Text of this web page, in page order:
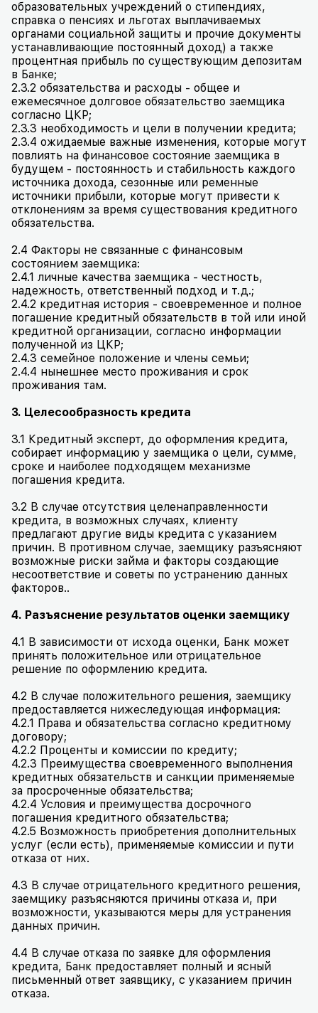
образовательных учреждений о стипендиях,
справка о пенсиях и льготах выплачиваемых
органами социальной защиты и прочие документы
устанавливающие постоянный доход) а также
процентная прибыль по существующим депозитам
в Банке;
2.3.2 обязательства и расходы - общее и
ежемесячное долговое обязательство заемщика
согласно ЦКР;
2.3.3 необходимость и цели в получении кредита;
2.3.4 ожидаемые важные изменения, которые могут
повлиять на финансовое состояние заемщика в
будущем - постоянность и стабильность каждого
источника дохода, сезонные или ременные
источники прибыли, которые могут привести к
отклонениям за время существования кредитного
обязательства.
2.4 Факторы не связанные с финансовым
состоянием заемщика:
2.4.1 личные качества заемщика - честность,
надежность, ответственный подход и т.д.;
2.4.2 кредитная история - своевременное и полное
погашение кредитный обязательств в той или иной
кредитной организации, согласно информации
полученной из ЦКР;
2.4.3 семейное положение и члены семьи;
2.4.4 нынешнее место проживания и срок
проживания там.
3. Целесообразность кредита
3.1 Кредитный эксперт, до оформления кредита,
собирает информацию у заемщика о цели, сумме,
сроке и наиболее подходящем механизме
погашения кредита.
3.2 В случае отсутствия целенаправленности
кредита, в возможных случаях, клиенту
предлагают другие виды кредита с указанием
причин. В противном случае, заемщику разъясняют
возможные риски займа и факторы создающие
несоответствие и советы по устранению данных
факторов..
4. Разъяснение результатов оценки заемщику
4.1 В зависимости от исхода оценки, Банк может
принять положительное или отрицательное
решение по оформлению кредита.
4.2 В случае положительного решения, заемщику
предоставляется нижеследующая информация:
4.2.1 Права и обязательства согласно кредитному
договору;
4.2.2 Проценты и комиссии по кредиту;
4.2.3 Преимущества своевременного выполнения
кредитных обязательств и санкции применяемые
за просроченные обязательства;
4.2.4 Условия и преимущества досрочного
погашения кредитного обязательства;
4.2.5 Возможность приобретения дополнительных
услуг (если есть), применяемые комиссии и пути
отказа от них.
4.3 В случае отрицательного кредитного решения,
заемщику разъясняются причины отказа и, при
возможности, указываются меры для устранения
данных причин.
4.4 В случае отказа по заявке для оформления
кредита, Банк предоставляет полный и ясный
письменный ответ заявщику, с указанием причин
отказа.